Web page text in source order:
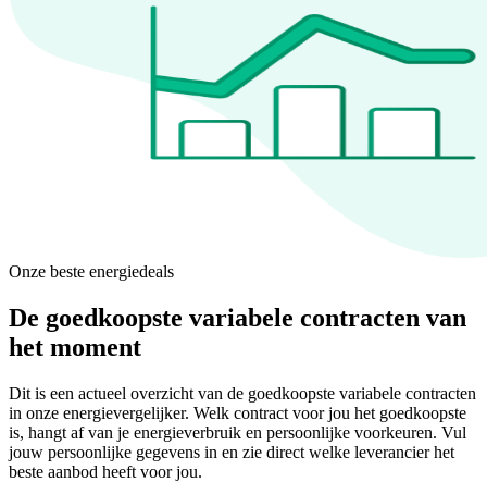
Onze beste energiedeals
De goedkoopste variabele contracten van
het moment
Dit is een actueel overzicht van de goedkoopste variabele contracten
in onze energievergelijker. Welk contract voor jou het goedkoopste
is, hangt af van je energieverbruik en persoonlijke voorkeuren. Vul
jouw persoonlijke gegevens in en zie direct welke leverancier het
beste aanbod heeft voor jou.